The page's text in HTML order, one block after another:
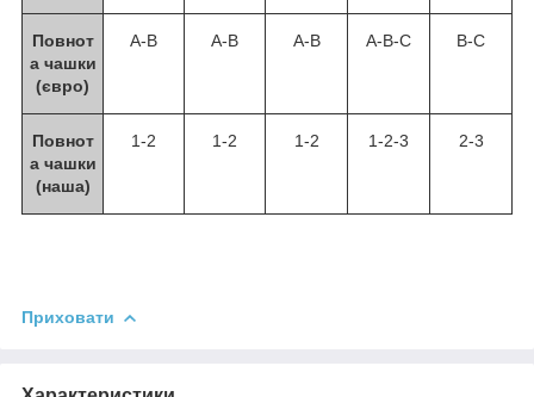
Повнот
а чашки
(євро)
A-B A-B A-B А-B-C В-C
Повнот
а чашки
(наша)
1-2 1-2 1-2 1-2-3 2-3
Приховати